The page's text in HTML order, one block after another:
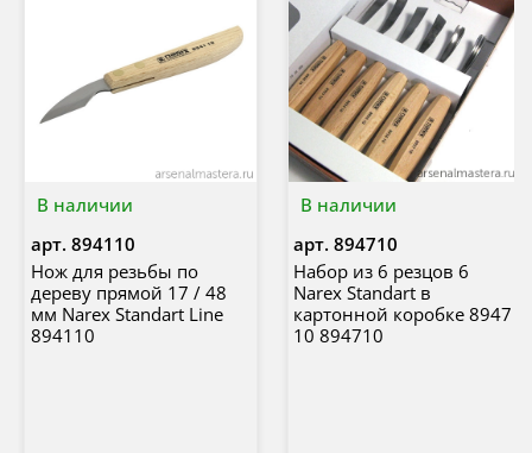
В наличии
арт. 894110
Нож для резьбы по
дереву прямой 17 / 48
мм Narex Standart Line
894110
В наличии
арт. 894710
Набор из 6 резцов 6
Narex Standart в
картонной коробке 8947
10 894710